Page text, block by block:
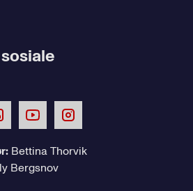
Bettina Thorvik
Bergsnov